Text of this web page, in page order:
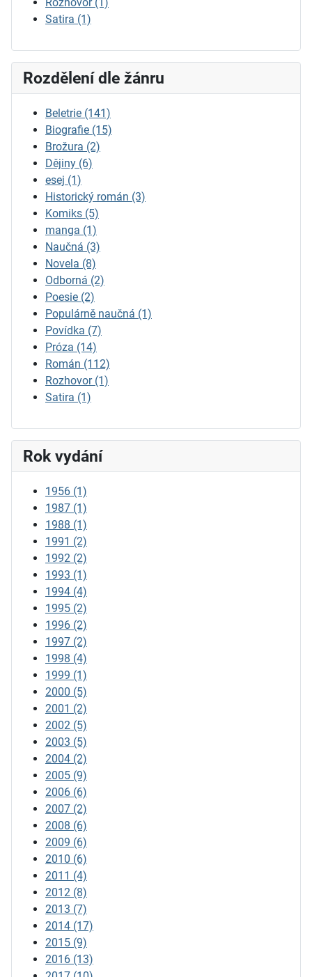
Satira (1)
Rozdělení dle žánru
Beletrie (141)
Biografie (15)
Brožura (2)
Dějiny (6)
esej (1)
Historický román (3)
Komiks (5)
manga (1)
Naučná (3)
Novela (8)
Odborná (2)
Poesie (2)
Populárně naučná (1)
Povídka (7)
Próza (14)
Román (112)
Rozhovor (1)
Satira (1)
Rok vydání
1956 (1)
1987 (1)
1988 (1)
1991 (2)
1992 (2)
1993 (1)
1994 (4)
1995 (2)
1996 (2)
1997 (2)
1998 (4)
1999 (1)
2000 (5)
2001 (2)
2002 (5)
2003 (5)
2004 (2)
2005 (9)
2006 (6)
2007 (2)
2008 (6)
2009 (6)
2010 (6)
2011 (4)
2012 (8)
2013 (7)
2014 (17)
2015 (9)
2016 (13)